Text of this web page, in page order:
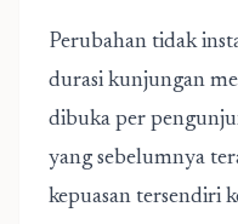
Perubahan tidak
durasi kunjungan
dibuka per
yang sebelumnya
kepuasan tersendiri